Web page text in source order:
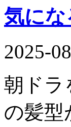
気にな
2025-
朝ドラ
の髪型